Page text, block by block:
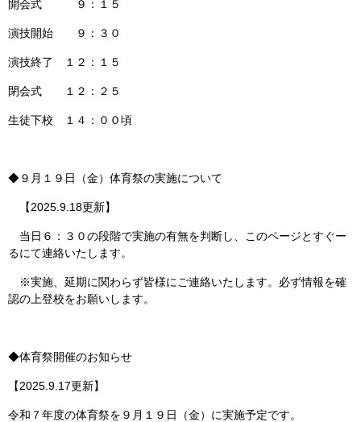
開会式 ９：１５
演技開始 ９：３０
演技終了 １２：１５
閉会式 １２：２５
生徒下校 １４：００頃
◆９月１９日（金）体育祭の実施について
【2025.9.18更新】
当日６：３０の段階で実施の有無を判断し、このページとすぐー
るにて連絡いたします。
※実施、延期に関わらず皆様にご連絡いたします。必ず情報を確
認の上登校をお願いします。
◆体育祭開催のお知らせ
【2025.9.17更新】
令和７年度の体育祭を９月１９日（金）に実施予定です。